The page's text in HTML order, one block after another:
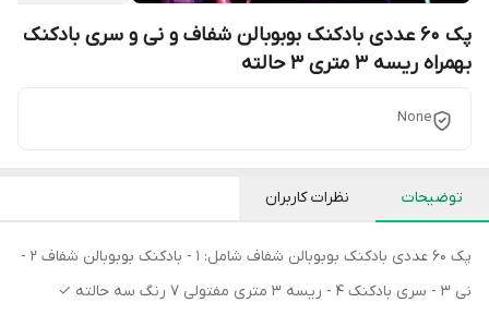
پک 60 عددی بادکنک بوبوبالن شفاف و نی و سری بادکنک
بهمراه ریسه 3 متری 3 حالته
None
توضیحات نظرات کاربران
پک 60 عددی بادکنک بوبوبالن شفاف شامل: 1 - بادکنک بوبوبالن شفاف 2 -
نی 3 - سری بادکنک 4 - ریسه 3 متری مفتولی 7 رنگ سه حالته ✓